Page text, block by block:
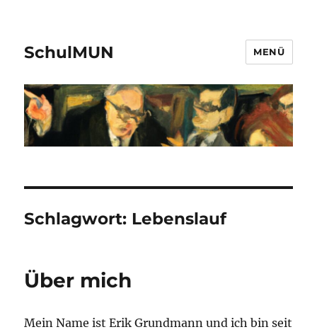
SchulMUN MENÜ
Schlagwort: Lebenslauf
Über mich
Mein Name ist Erik Grundmann und ich bin seit